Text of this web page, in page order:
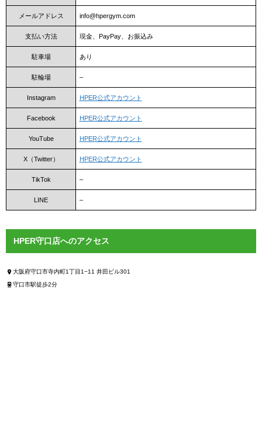
メールアドレス info@hpergym.com
支払い方法 現金、PayPay、お振込み
駐車場 あり
駐輪場 –
Instagram HPER公式アカウント
Facebook HPER公式アカウント
YouTube HPER公式アカウント
X（Twitter） HPER公式アカウント
TikTok –
LINE –
HPER守口店へのアクセス
大阪府守口市寺内町1丁目1−11 井田ビル301
守口市駅徒歩2分